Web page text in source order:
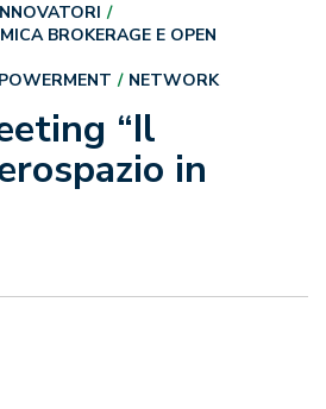
“Il
in
BROKERAGE E OPEN
NETWORK